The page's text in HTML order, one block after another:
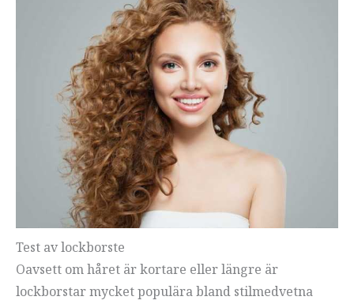
Test av lockborste
Oavsett om håret är kortare eller längre är
lockborstar mycket populära bland stilmedvetna